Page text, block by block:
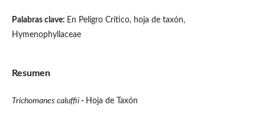
Palabras clave: En Peligro Crítico, hoja de taxón,
Hymenophyllaceae
Resumen
Trichomanes caluffii- Hoja de Taxón